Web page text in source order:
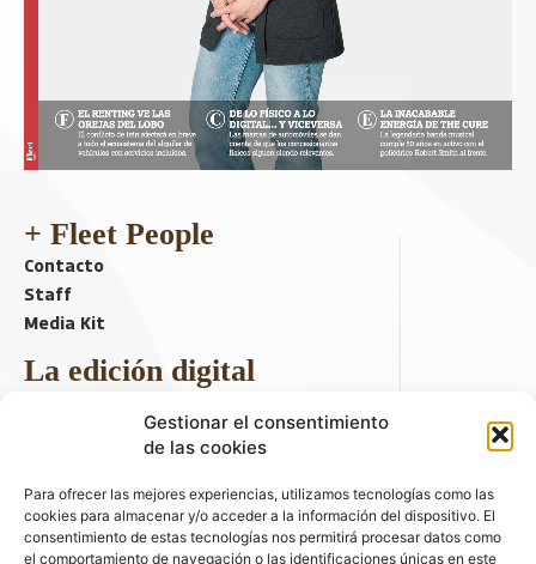
Gestionar el consentimiento
de las cookies
Para ofrecer las mejores experiencias, utilizamos tecnologías como las
cookies para almacenar y/o acceder a la información del dispositivo. El
consentimiento de estas tecnologías nos permitirá procesar datos como
el comportamiento de navegación o las identificaciones únicas en este
+ Fleet People
Contacto
Staff
Media Kit
La edición digital
Descargar último ejemplar
ir a hemeroteca
+ Contenido en redes sociales